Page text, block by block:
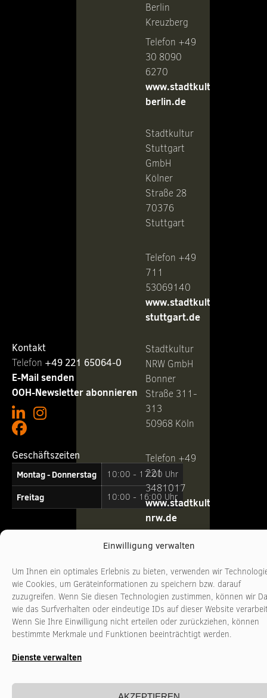
Einwilligung verwalten
Um Ihnen ein optimales Erlebnis zu bieten, verwenden wir
wie Cookies, um Geräteinformationen zu speichern bzw. darauf
zuzugreifen. Wenn Sie diesen Technologien zustimmen, können wir
wie das Surfverhalten oder eindeutige IDs auf dieser Website
Wenn Sie Ihre Einwilligung nicht erteilen oder zurückziehen, können
bestimmte Merkmale und Funktionen beeinträchtigt werden.
Dienste verwalten
Kontakt
Telefon ‭ +49 221 65064-0
E-Mail senden
OOH-Newsletter abonnieren
Geschäftszeiten
Montag - Donnerstag
10:00 - 17:00 Uhr
Freitag 10:00 - 16:00 Uhr
Berlin
Kreuzberg
Telefon +49
30 8090
6270
www.stadtkultur-
berlin.de
Stadtkultur
Stuttgart
GmbH
Kölner
Straße 28
70376
Stuttgart
Telefon +49
711
53069140
www.stadtkultur-
stuttgart.de
Stadtkultur
NRW GmbH
Bonner
Straße 311-
313
50968 Köln
Telefon +49
221
3481017
www.stadtkultur-
nrw.de